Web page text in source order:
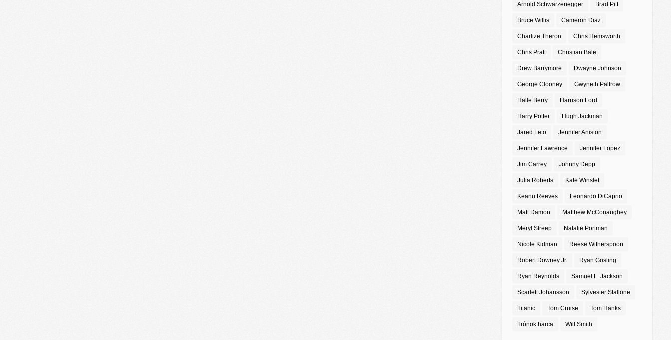
Arnold Schwarzenegger Brad Pitt
Bruce Willis Cameron Diaz
Charlize Theron Chris Hemsworth
Chris Pratt Christian Bale
Drew Barrymore Dwayne Johnson
George Clooney Gwyneth Paltrow
Halle Berry Harrison Ford
Harry Potter Hugh Jackman
Jared Leto Jennifer Aniston
Jennifer Lawrence Jennifer Lopez
Jim Carrey Johnny Depp
Julia Roberts Kate Winslet
Keanu Reeves Leonardo DiCaprio
Matt Damon Matthew McConaughey
Meryl Streep Natalie Portman
Nicole Kidman Reese Witherspoon
Robert Downey Jr. Ryan Gosling
Ryan Reynolds Samuel L. Jackson
Scarlett Johansson Sylvester Stallone
Titanic Tom Cruise Tom Hanks
Trónok harca Will Smith